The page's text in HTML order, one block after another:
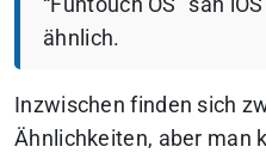
ähnlich.
Inzwischen finden sich
Ähnlichkeiten, aber man